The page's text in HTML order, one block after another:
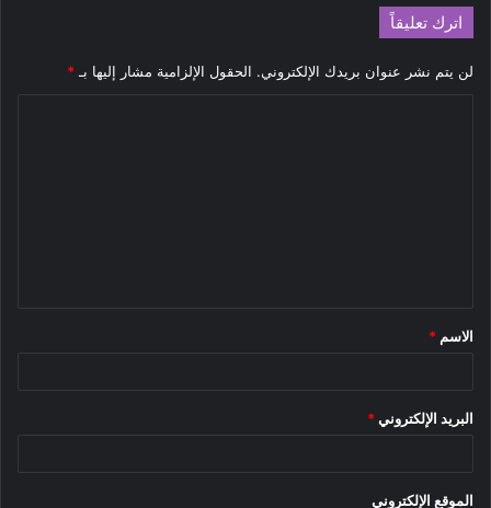
اترك تعليقاً
لن يتم نشر عنوان بريدك الإلكتروني. الحقول الإلزامية مشار إليها بـ *
*
الاسم *
البريد الإلكتروني *
الموقع الإلكتروني